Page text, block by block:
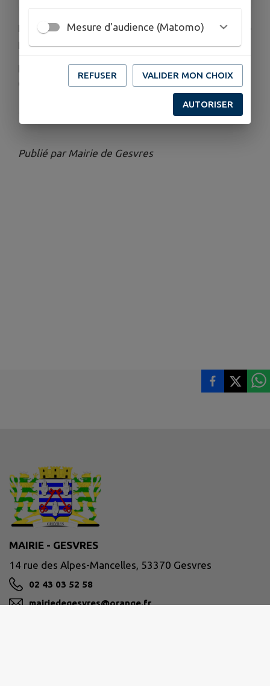
Élections municipales le dimanche 15 mars, pour le
premier tour.
Il est possible de voter de 8h à 18h à la mairie de
Gesvres
Deuxième tour (si besoin) le dimanche 22 mars
Publié par Mairie de Gesvres
MAIRIE - GESVRES
14 rue des Alpes-Mancelles, 53370 Gesvres
02 43 03 52 58
mairiedegesvres@orange.fr
Mesure d'audience (Matomo)
REFUSER VALIDER MON CHOIX
AUTORISER